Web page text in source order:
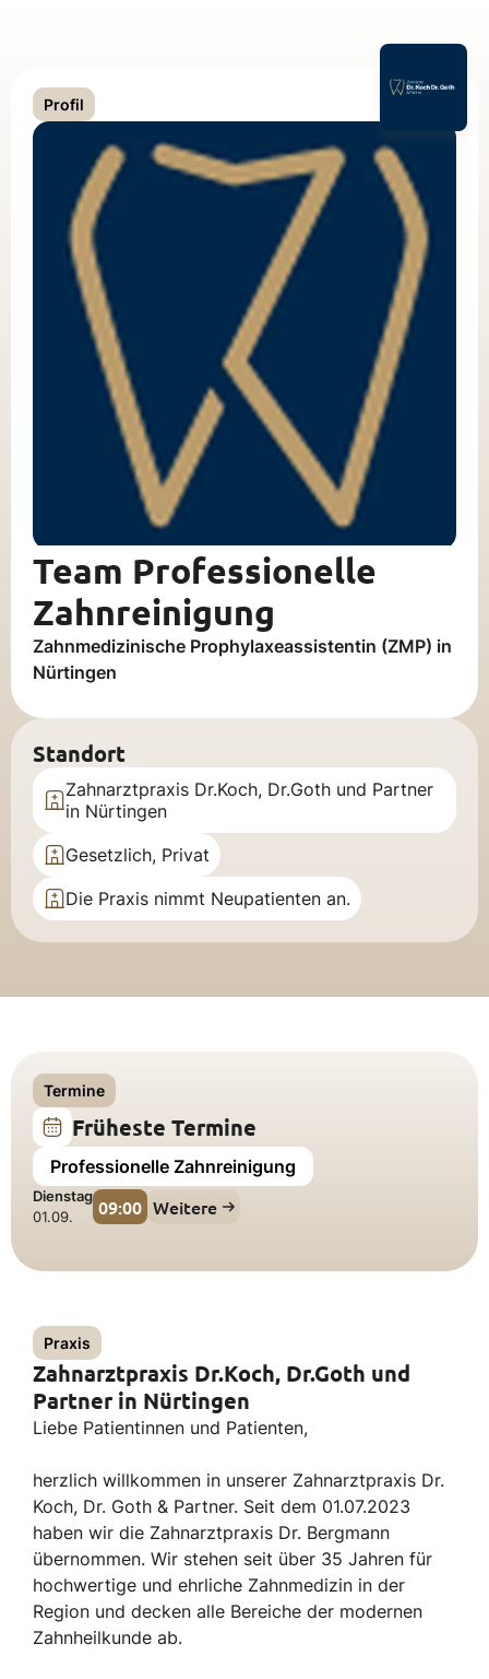
Profil
Team Professionelle
Zahnreinigung
Zahnmedizinische Prophylaxeassistentin (ZMP) in
Nürtingen
Standort
Zahnarztpraxis Dr.Koch, Dr.Goth und Partner
in Nürtingen
Gesetzlich, Privat
Die Praxis nimmt Neupatienten an.
Termine
Früheste Termine
Professionelle Zahnreinigung
Dienstag
01.09.
09:00 Weitere
Praxis
Zahnarztpraxis Dr.Koch, Dr.Goth und
Partner in Nürtingen
Liebe Patientinnen und Patienten,
herzlich willkommen in unserer Zahnarztpraxis Dr.
Koch, Dr. Goth & Partner. Seit dem 01.07.2023
haben wir die Zahnarztpraxis Dr. Bergmann
übernommen. Wir stehen seit über 35 Jahren für
hochwertige und ehrliche Zahnmedizin in der
Region und decken alle Bereiche der modernen
Zahnheilkunde ab.